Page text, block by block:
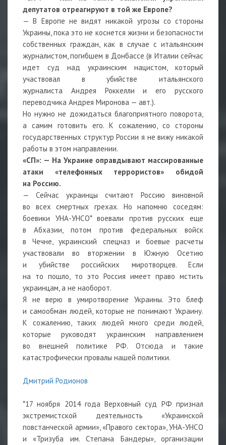
депутатов отреагируют в той же Европе?
— В Европе не видят никакой угрозы со стороны
Украины, пока это не коснется жизни и безопасности
собственных граждан, как в случае с итальянским
журналистом, погибшем в Донбассе (в Италии сейчас
идет суд над украинским нацистом, который
участвовал в убийстве итальянского
журналиста Андрея Роккелли и его русского
переводчика Андрея Миронова — авт.).
Но нужно не дожидаться благоприятного поворота,
а самим готовить его. К сожалению, со стороны
государственных структур России я не вижу никакой
работы в этом направлении.
«СП»: — На Украине оправдывают массированные
атаки «телефонных террористов» обидой
на Россию.
— Сейчас украинцы считают Россию виновной
во всех смертных грехах. Но напомню соседям:
боевики УНА-УНСО* воевали против русских еще
в Абхазии, потом против федеральных войск
в Чечне, украинский спецназ и боевые расчеты
участвовали во вторжении в Южную Осетию
и убийстве российских миротворцев. Если
на то пошло, то это Россия имеет право мстить
украинцам, а не наоборот.
Я не верю в умиротворение Украины. Это блеф
и самообман людей, которые не понимают Украину.
К сожалению, таких людей много среди людей,
которые руководят украинским направлением
во внешней политике РФ. Отсюда и такие
катастрофически провалы нашей политики.
Дмитрий Родионов
*17 ноября 2014 года Верховный суд РФ признал
экстремистской деятельность «Украинской
повстанческой армии», «Правого сектора», УНА-УНСО
и «Тризуба им. Степана Бандеры», организации